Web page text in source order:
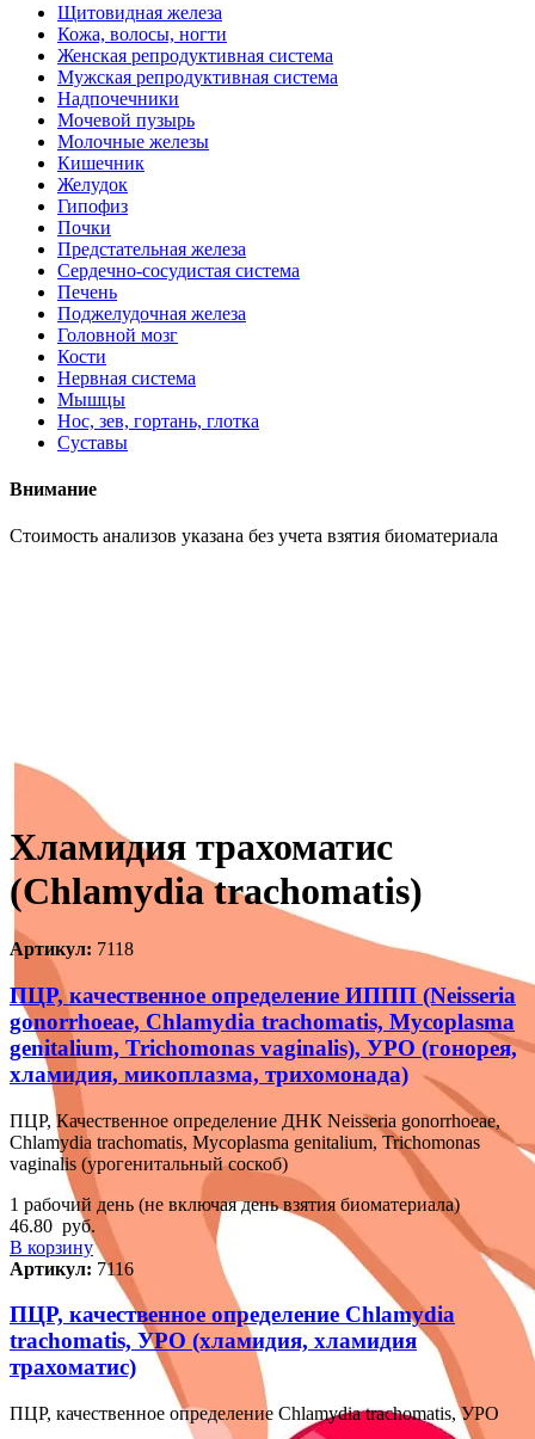
Щитовидная железа
Кожа, волосы, ногти
Женская репродуктивная система
Мужская репродуктивная система
Надпочечники
Мочевой пузырь
Молочные железы
Кишечник
Желудок
Гипофиз
Почки
Предстательная железа
Сердечно-сосудистая система
Печень
Поджелудочная железа
Головной мозг
Кости
Нервная система
Мышцы
Нос, зев, гортань, глотка
Суставы
Внимание
Cтоимость анализов указана без учета взятия биоматериала
Хламидия трахоматис
(Chlamydia trachomatis)
Артикул: 7118
ПЦР, качественное определение ИППП (Neisseria
gonorrhoeae, Chlamydia trachomatis, Mycoplasma
genitalium, Trichomonas vaginalis), УРО (гонорея,
хламидия, микоплазма, трихомонада)
ПЦР, Качественное определение ДНК Neisseria gonorrhoeae,
Chlamydia trachomatis, Mycoplasma genitalium, Trichomonas
vaginalis (урогенитальный соскоб)
1 рабочий день (не включая день взятия биоматериала)
46.80 руб.
В корзину
Артикул: 7116
ПЦР, качественное определение Chlamydia
trachomatis, УРО (хламидия, хламидия
трахоматис)
ПЦР, качественное определение Chlamydia trachomatis, УРО